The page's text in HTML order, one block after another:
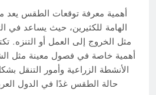
أهمية معرفة توقعات الطقس يعد
الهامة للكثيرين، حيث يساعد في
مثل الخروج إلى العمل أو التنزه.
أهمية خاصة في فصول معينة مثل
الأنشطة الزراعية وأمور التنقل
حالة الطقس غدًا في الدول